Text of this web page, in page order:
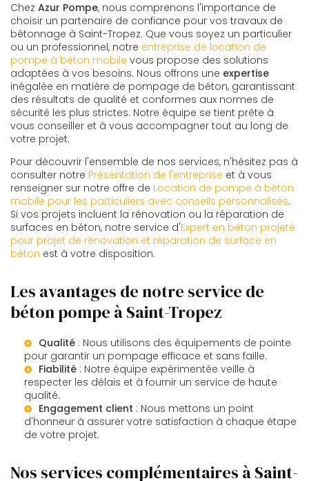
Chez Azur Pompe, nous comprenons l'importance de
choisir un partenaire de confiance pour vos travaux de
bétonnage à Saint-Tropez. Que vous soyez un particulier
ou un professionnel, notre entreprise de location de
pompe à béton mobile vous propose des solutions
adaptées à vos besoins. Nous offrons une expertise
inégalée en matière de pompage de béton, garantissant
des résultats de qualité et conformes aux normes de
sécurité les plus strictes. Notre équipe se tient prête à
vous conseiller et à vous accompagner tout au long de
votre projet.
Pour découvrir l'ensemble de nos services, n'hésitez pas à
consulter notre Présentation de l'entreprise et à vous
renseigner sur notre offre de Location de pompe à béton
mobile pour les particuliers avec conseils personnalisés.
Si vos projets incluent la rénovation ou la réparation de
surfaces en béton, notre service d'Expert en béton projeté
pour projet de rénovation et réparation de surface en
béton est à votre disposition.
Les avantages de notre service de
béton pompe à Saint-Tropez
Qualité : Nous utilisons des équipements de pointe
pour garantir un pompage efficace et sans faille.
Fiabilité : Notre équipe expérimentée veille à
respecter les délais et à fournir un service de haute
qualité.
Engagement client : Nous mettons un point
d'honneur à assurer votre satisfaction à chaque étape
de votre projet.
Nos services complémentaires à Saint-